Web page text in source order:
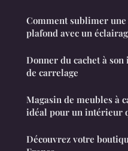
Comment sublimer
plafond avec un
Donner du cachet à
de carrelage
Magasin de meubles à
idéal pour un intérieur
Découvrez votre